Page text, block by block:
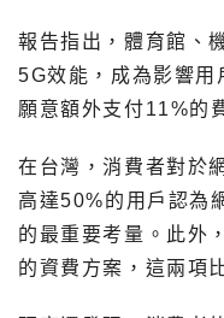
報告指出，體育館、
5G效能，成為影響用
願意額外支付11%的
在台灣，消費者對於
高達50%的用戶認為
的最重要考量。此外
的資費方案，這兩項